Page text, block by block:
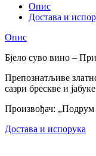
Опис
Достава и
Опис
Бјело суво вино –
Препознатљиве
сазри брескве и
Произвођач: „Подрум
Достава и испорука